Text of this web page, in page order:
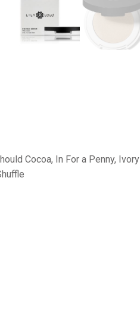
Cocoa, In For a Penny,